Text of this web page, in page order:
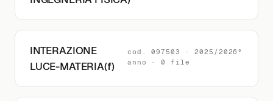
INTERAZIONE
LUCE-MATERIA(f)
cod. 097503 · 2025/2026°
anno · 0 file